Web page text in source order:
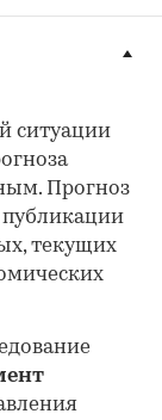
ситуации
Прогноз
публикации
текущих